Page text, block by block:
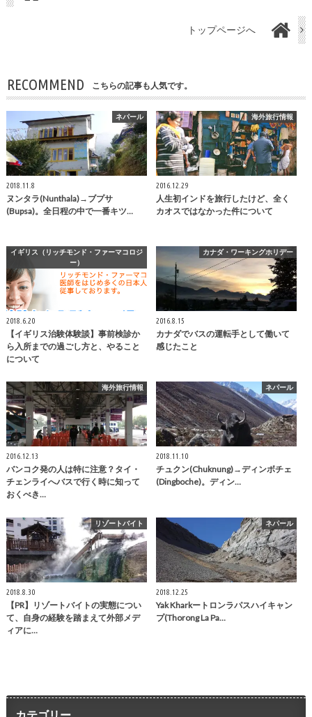
トップページへ
RECOMMEND こちらの記事も人気です。
ネパール
2018.11.8
ヌンタラ(Nunthala)→ブプサ
(Bupsa)。全日程の中で一番キツ…
海外旅行情報
2016.12.29
人生初インドを旅行したけど、全く
カオスではなかった件について
イギリス（リッチモンド・ファーマコロジ
ー）
2018.6.20
【イギリス治験体験談】事前検診か
ら入所までの過ごし方と、やること
について
カナダ・ワーキングホリデー
2016.8.15
カナダでバスの運転手として働いて
感じたこと
海外旅行情報
2016.12.13
バンコク発の人は特に注意？タイ・
チェンライへバスで行く時に知って
おくべき…
ネパール
2018.11.10
チュクン(Chuknung)→ディンボチェ
(Dingboche)。ディン…
リゾートバイト
2018.8.30
【PR】リゾートバイトの実態につい
て、自身の経験を踏まえて外部メデ
ィアに…
ネパール
2018.12.25
Yak Kharkートロンラパスハイキャン
プ(Thorong La Pa…